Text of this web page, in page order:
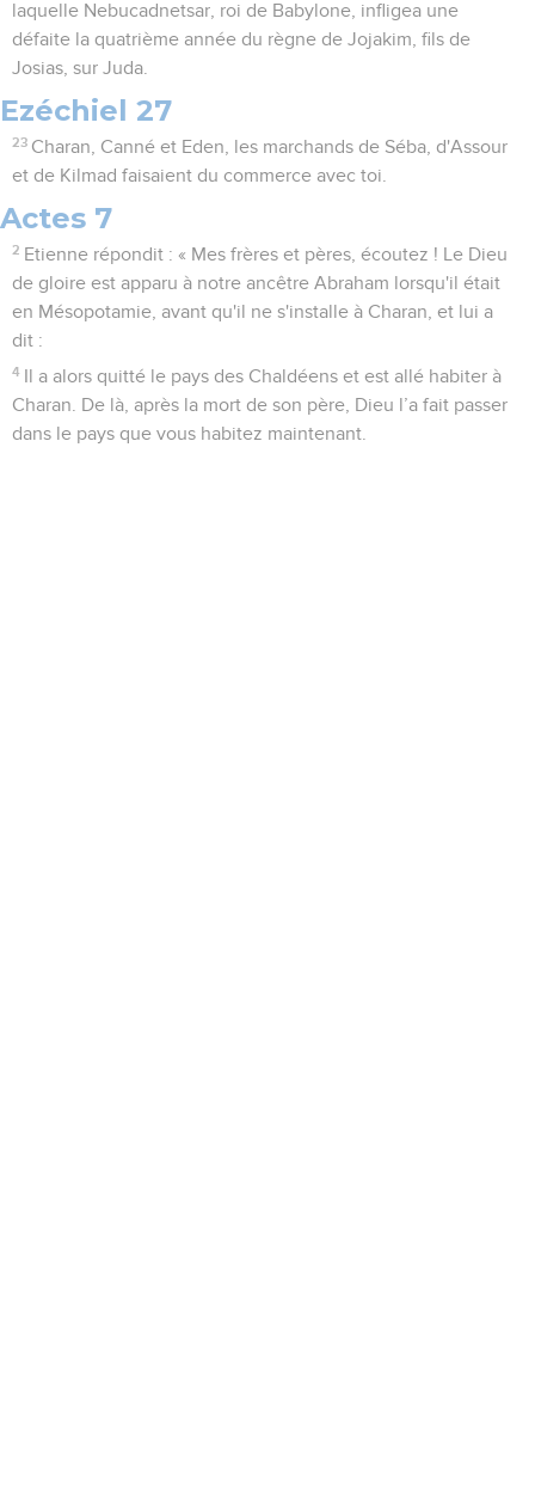
laquelle Nebucadnetsar, roi de Babylone, infligea une
défaite la quatrième année du règne de Jojakim, fils de
Josias, sur Juda.
Ezéchiel 27
23 Charan, Canné et Eden, les marchands de Séba, d'Assour
et de Kilmad faisaient du commerce avec toi.
Actes 7
2 Etienne répondit : « Mes frères et pères, écoutez ! Le Dieu
de gloire est apparu à notre ancêtre Abraham lorsqu'il était
en Mésopotamie, avant qu'il ne s'installe à Charan, et lui a
dit :
4
Il a alors quitté le pays des Chaldéens et est allé habiter à
Charan. De là, après la mort de son père, Dieu l’a fait passer
dans le pays que vous habitez maintenant.